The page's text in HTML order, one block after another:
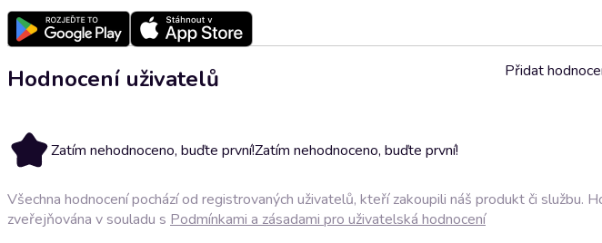
Hodnocení uživatelů
Zatím nehodnoceno, buďte první!Zatím nehodnoceno, buďte první!
Přidat
Všechna hodnocení pochází od registrovaných uživatelů, kteří zakoupili náš produkt či službu.
zveřejňována v souladu s Podmínkami a zásadami pro uživatelská hodnocení